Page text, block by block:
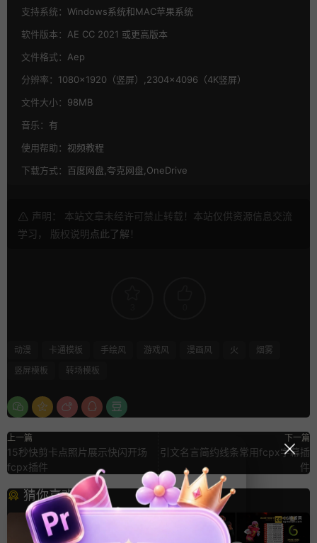
支持系统： Windows系统和MAC苹果系统
软件版本： AE CC 2021 或更高版本
文件格式： Aep
分辨率： 1080×1920（竖屏）,2304×4096（4K竖屏）
文件大小： 98MB
音乐： 有
使用帮助： 视频教程
下载方式： 百度网盘,夸克网盘,OneDrive
声明： 本站文章未经许可禁止转载！本站仅供资源信息交流
学习， 版权说明点此了解 ！
动漫 卡通模板 手绘风 游戏风 漫画风 火
烟雾
竖屏模板
转场模板
上一篇
15秒快剪卡点照片展示快闪开场
fcpx插件
下一篇
引文名言简约线条常用fcpx字幕插
件
猜你喜欢